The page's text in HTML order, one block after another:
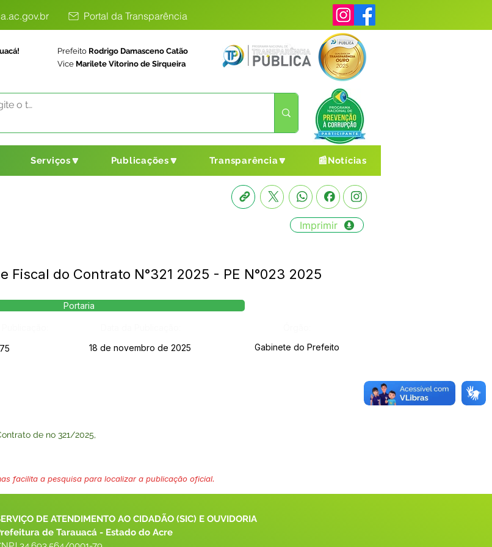
Portal da Transparência
Prefeito Rodrigo Damasceno Catão
Vice Marilete Vitorino de Sirqueira
Serviços🔽 Publicações🔽 Transparência🔽 📰Notícias
Imprimir
Fiscal do Contrato N°321 2025 - PE N°023 2025
Portaria
75 18 de novembro de 2025 Gabinete do Prefeito
de no 321/2025,
facilita a pesquisa para localizar a publicação oficial.
DE ATENDIMENTO AO CIDADÃO (SIC) E OUVIDORIA
de Tarauacá - Estado do Acre